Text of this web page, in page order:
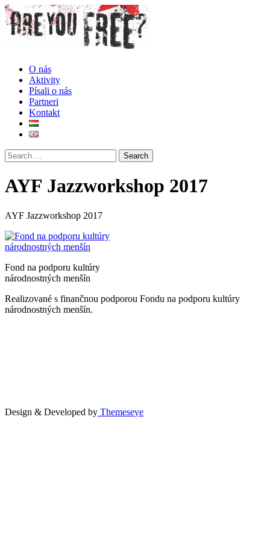
O nás
Aktivity
Písali o nás
Partneri
Kontakt
AYF Jazzworkshop 2017
AYF Jazzworkshop 2017
Fond na podporu kultúry
národnostných menšín
Realizované s finančnou podporou Fondu na podporu kultúry
národnostných menšín.
Design & Developed by Themeseye